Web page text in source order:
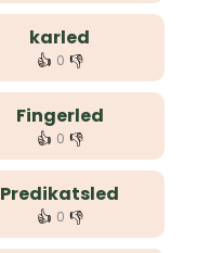
karled
👍 0 👎
Fingerled
👍 0 👎
Predikatsled
👍 0 👎